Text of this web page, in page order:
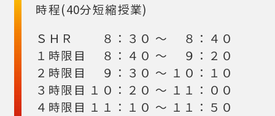
時程(40分短縮授業)
ＳＨＲ ８：３０ ～ ８：４０
１時限目 ８：４０ ～ ９：２０
２時限目 ９：３０ ～ １０：１０
３時限目 １０：２０ ～ １１：００
４時限目 １１：１０ ～ １１：５０